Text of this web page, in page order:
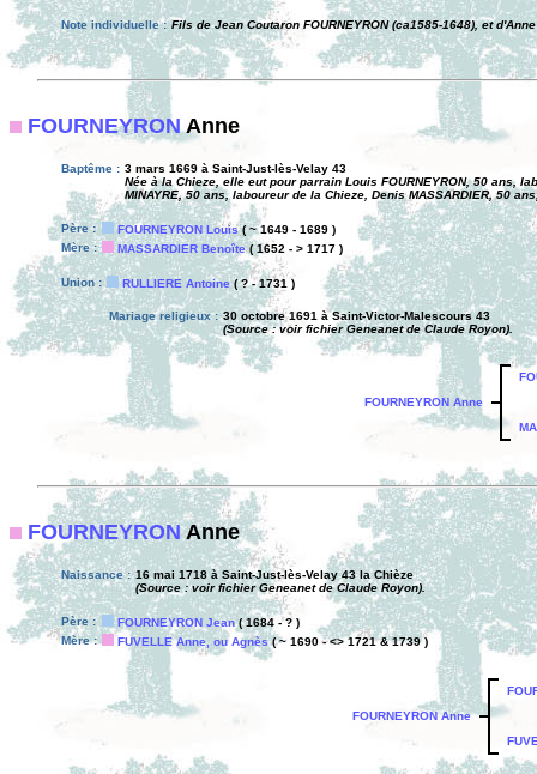
Note individuelle : Fils de Jean Coutaron FOURNEYRON (ca1585-1648), et
FOURNEYRONAnne
Baptême : 3 mars 1669 à Saint-Just-lès-Velay 43
Née à la Chieze, elle eut pour parrain Louis FOURNEYRON, 50 ans,
MINAYRE, 50 ans, laboureur de la Chieze, Denis MASSARDIER, 50
Père : FOURNEYRON Louis( ~ 1649 - 1689 )
Mère :
MASSARDIER Benoîte( 1652 - > 1717 )
Union : RULLIERE Antoine( ? - 1731 )
Mariage religieux : 30 octobre 1691 à Saint-Victor-Malescours 43
(Source : voir fichier Geneanet de Claude Royon).
FOURNEYRON Anne
FOURNEYRONAnne
Naissance : 16 mai 1718 à Saint-Just-lès-Velay 43 la Chièze
(Source : voir fichier Geneanet de Claude Royon).
Père : FOURNEYRON Jean( 1684 - ? )
Mère :
FUVELLE Anne, ou Agnès( ~ 1690 - <> 1721 & 1739 )
FOURNEYRON Anne